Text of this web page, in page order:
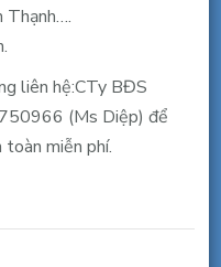
Thạnh….
liên hệ:CTy BĐS
(Ms Diệp) để
miễn phí.